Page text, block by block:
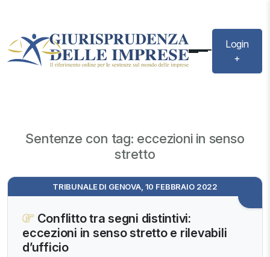
Login
+
Sentenze con tag: eccezioni in senso
stretto
TRIBUNALE DI GENOVA, 10 FEBBRAIO 2022
Conflitto tra segni distintivi:
eccezioni in senso stretto e rilevabili
d’ufficio